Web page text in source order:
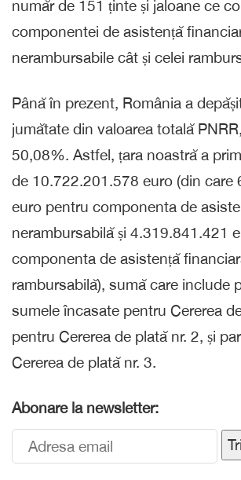
număr de 151 ținte și jaloane ce
componentei de asistență
nerambursabile cât și celei
Până în prezent, România a
jumătate din valoarea totală
50,08%. Astfel, țara noastră a
de 10.722.201.578 euro (din care
euro pentru componenta de
nerambursabilă și 4.319.841.421
componenta de asistență
rambursabilă), sumă care include
sumele încasate pentru Cererea
pentru Cererea de plată nr. 2, și
Cererea de plată nr. 3.
Abonare la newsletter: